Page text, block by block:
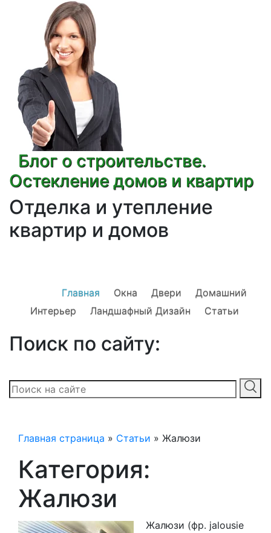
Блог о строительстве.
Остекление домов и квартир
Отделка и утепление
квартир и домов
Главная Окна Двери
Домашний
Интерьер
Ландшафный Дизайн Статьи
Поиск по сайту:
Главная страница » Статьи » Жалюзи
Категория:
Жалюзи
Жалюзи (фр. jalousie